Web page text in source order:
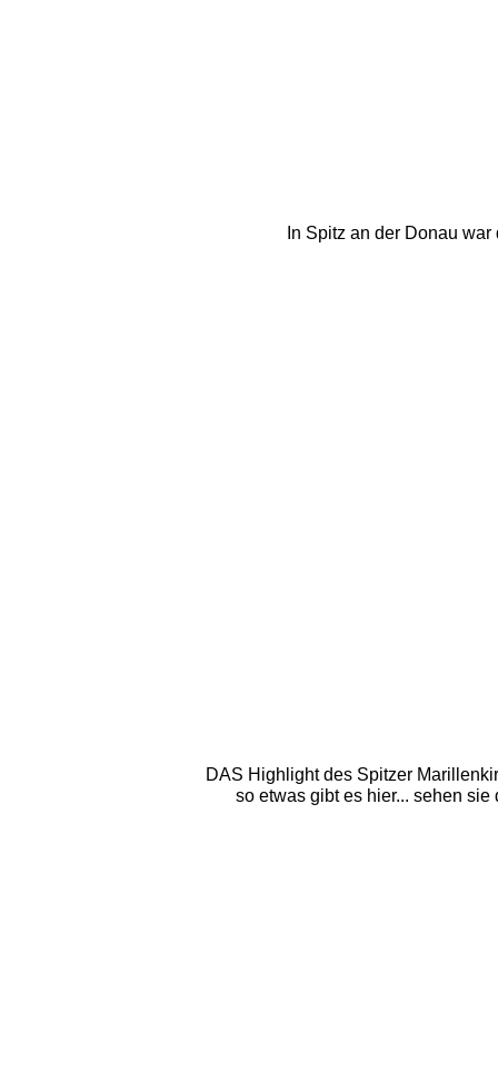
In Spitz an der Donau
DAS Highlight des Spitzer
so etwas gibt es hier... sehen sie